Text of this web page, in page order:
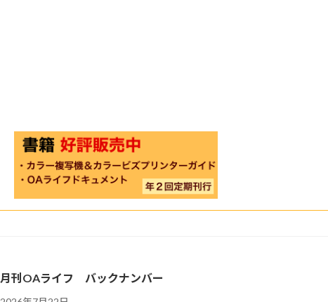
月刊OAライフ バックナンバー